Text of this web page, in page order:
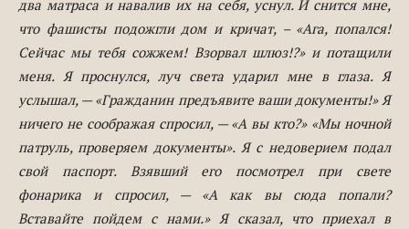
два матраса и навалив их на себя, уснул. И снится мне,
что фашисты подожгли дом и кричат, – «Ага, попался!
Сейчас мы тебя сожжем! Взорвал шлюз!?» и потащили
меня. Я проснулся, луч света ударил мне в глаза. Я
услышал, — «Гражданин предъявите ваши документы!» Я
ничего не соображая спросил, — «А вы кто?» «Мы ночной
патруль, проверяем документы». Я с недоверием подал
свой паспорт. Взявший его посмотрел при свете
фонарика и спросил, — «А как вы сюда попали?
Вставайте пойдем с нами.» Я сказал, что приехал в